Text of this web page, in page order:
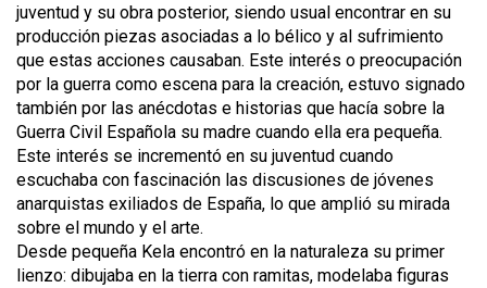
juventud y su obra posterior, siendo usual encontrar en su
producción piezas asociadas a lo bélico y al sufrimiento
que estas acciones causaban. Este interés o preocupación
por la guerra como escena para la creación, estuvo signado
también por las anécdotas e historias que hacía sobre la
Guerra Civil Española su madre cuando ella era pequeña.
Este interés se incrementó en su juventud cuando
escuchaba con fascinación las discusiones de jóvenes
anarquistas exiliados de España, lo que amplió su mirada
sobre el mundo y el arte.
Desde pequeña Kela encontró en la naturaleza su primer
lienzo: dibujaba en la tierra con ramitas, modelaba figuras